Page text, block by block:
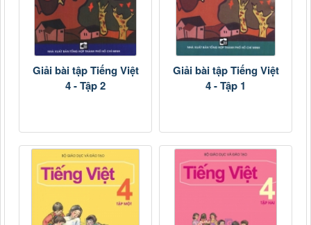
Giải bài tập Tiếng Việt
4 - Tập 2
Giải bài tập Tiếng Việt
4 - Tập 1